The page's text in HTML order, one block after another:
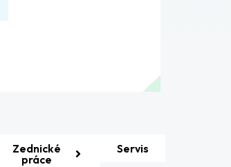
Zednické
práce
Servis